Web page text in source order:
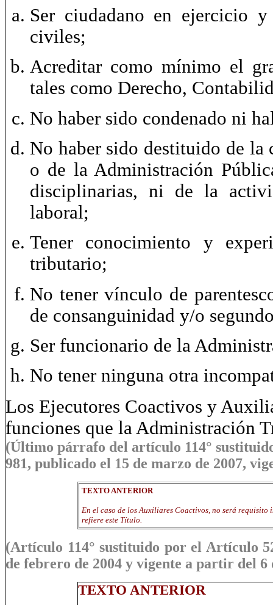
Ser ciudadano en ejercicio
civiles;
Acreditar como mínimo el
tales como Derecho,
No haber sido condenado ni
No haber sido destituido de
o de la Administración
disciplinarias, ni de la
laboral;
Tener conocimiento y
tributario;
No tener vínculo de
de consanguinidad y/o
Ser funcionario de la
No tener ninguna otra
Los Ejecutores Coactivos y
funciones que la Administración
(Último párrafo del artículo 114°
981, publicado el 15 de marzo de 2007,
TEXTO ANTERIOR
En el caso de los Auxiliares Coactivos, no será
refiere este Título.
(Artículo 114° sustituido por el Artículo
de febrero de 2004 y vigente a partir del 6
TEXTO ANTERIOR